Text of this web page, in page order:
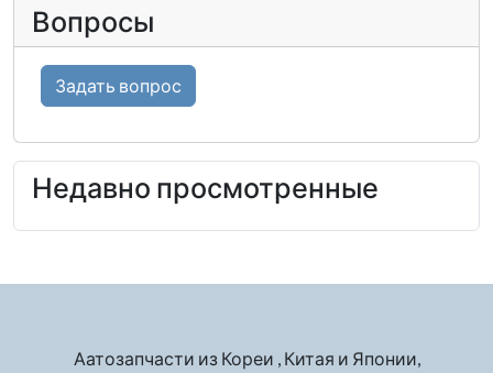
Вопросы
Задать вопрос
Недавно просмотренные
Аатозапчасти из Кореи , Китая и Японии,